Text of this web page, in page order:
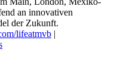
an innovativen
der Zukunft.
lifeatmvb |